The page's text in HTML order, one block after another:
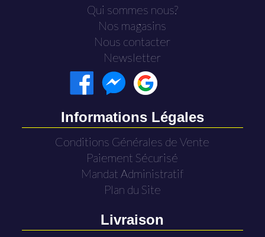
Qui sommes nous?
Nos magasins
Nous contacter
Newsletter
Informations Légales
Conditions Générales de Vente
Paiement Sécurisé
Mandat Administratif
Plan du Site
Livraison